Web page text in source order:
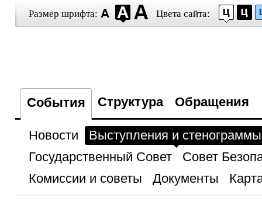
Размер шрифта: Цвета сайта:
События Структура Обращения
Новости
Выступления и стенограммы
Государственный Совет
Совет
Комиссии и советы
Документы